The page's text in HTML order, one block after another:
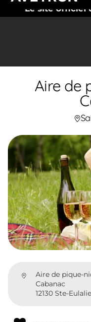
Le site officiel
Aire de
Aire de pique-
Cabanac
12130 Ste-